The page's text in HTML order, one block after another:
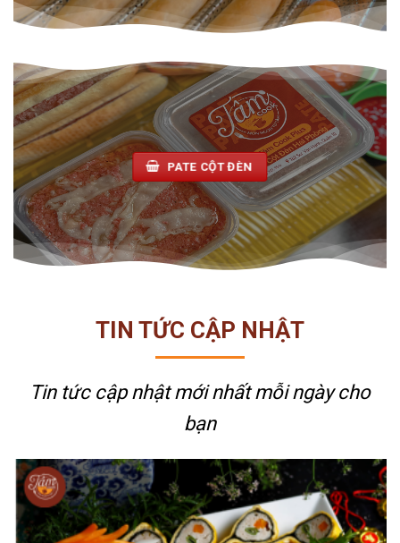
PATE CỘT ĐÈN
TIN TỨC CẬP NHẬT
Tin tức cập nhật mới nhấtmỗi ngày cho
bạn